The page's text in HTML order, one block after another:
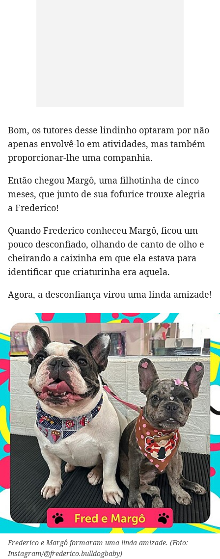
Bom, os tutores desse lindinho optaram por não
apenas envolvê-lo em atividades, mas também
proporcionar-lhe uma companhia.
Então chegou Margô, uma filhotinha de cinco
meses, que junto de sua fofurice trouxe alegria
a Frederico!
Quando Frederico conheceu Margô, ficou um
pouco desconfiado, olhando de canto de olho e
cheirando a caixinha em que ela estava para
identificar que criaturinha era aquela.
Agora, a desconfiança virou uma linda amizade!
Frederico e Margô formaram uma linda amizade. (Foto:
Instagram/@frederico.bulldogbaby)